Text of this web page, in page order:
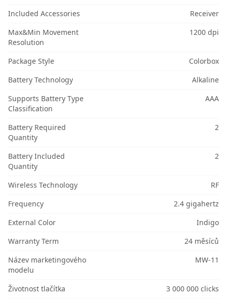
Included Accessories
Receiver
Max&Min Movement
Resolution
1200 dpi
Package Style
Colorbox
Battery Technology
Alkaline
Supports Battery Type
Classification
AAA
Battery Required
Quantity
2
Battery Included
Quantity
2
Wireless Technology
RF
Frequency
2.4 gigahertz
External Color
Indigo
Warranty Term
24 měsíců
Název marketingového
modelu
MW-11
Životnost tlačítka
3 000 000 clicks